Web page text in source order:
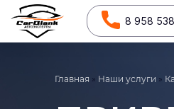
8 958
Главная » Наши услуги »